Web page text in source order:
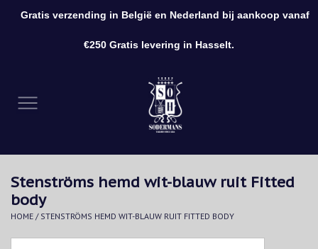
Kleding
Accessoires
Stenströms hemd wit-blauw ruit Fitted
body
HOME / STENSTRÖMS HEMD WIT-BLAUW RUIT FITTED BODY
Gratis verzending in België en Nederland bij aankoop vanaf
€250 Gratis levering in Hasselt.